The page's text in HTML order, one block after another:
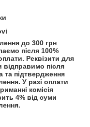
до 300 грн
після 100%
Реквізити для
відправимо після
та підтвердження
У разі оплати
комісія
4% від суми